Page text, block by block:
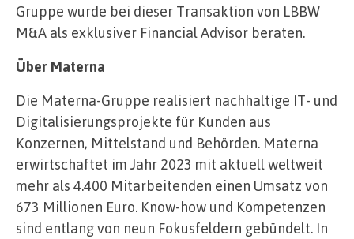
Gruppe wurde bei dieser Transaktion von LBBW
M&A als exklusiver Financial Advisor beraten.
Über Materna
Die Materna-Gruppe realisiert nachhaltige IT- und
Digitalisierungsprojekte für Kunden aus
Konzernen, Mittelstand und Behörden. Materna
erwirtschaftet im Jahr 2023 mit aktuell weltweit
mehr als 4.400 Mitarbeitenden einen Umsatz von
673 Millionen Euro. Know-how und Kompetenzen
sind entlang von neun Fokusfeldern gebündelt. In